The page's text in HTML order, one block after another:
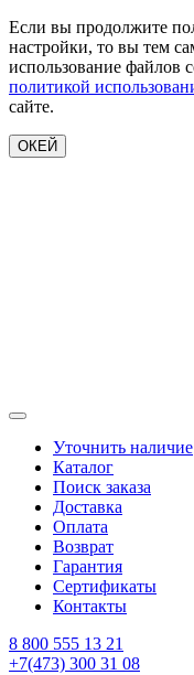
Если вы продолжите
настройки, то вы тем
использование файлов
политикой
сайте.
ОКЕЙ
Уточнить наличие
Каталог
Поиск заказа
Доставка
Оплата
Возврат
Гарантия
Сертификаты
Контакты
8 800 555 13 21
+7(473) 300 31 08